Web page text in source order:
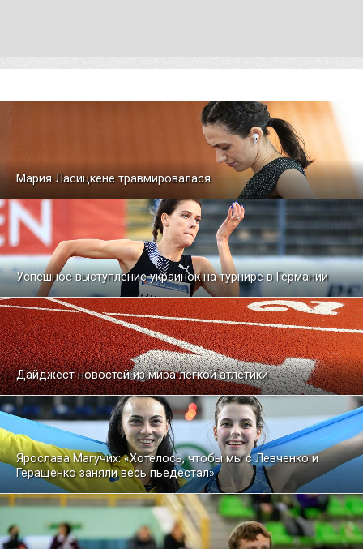
Мария Ласицкене травмировалася
Успешное выступление украинок на турнире в Германии
Дайджест новостей из мира легкой атлетики
Ярослава Магучих: «Хотелось, чтобы мы с Левченко и
Геращенко заняли весь пьедестал»